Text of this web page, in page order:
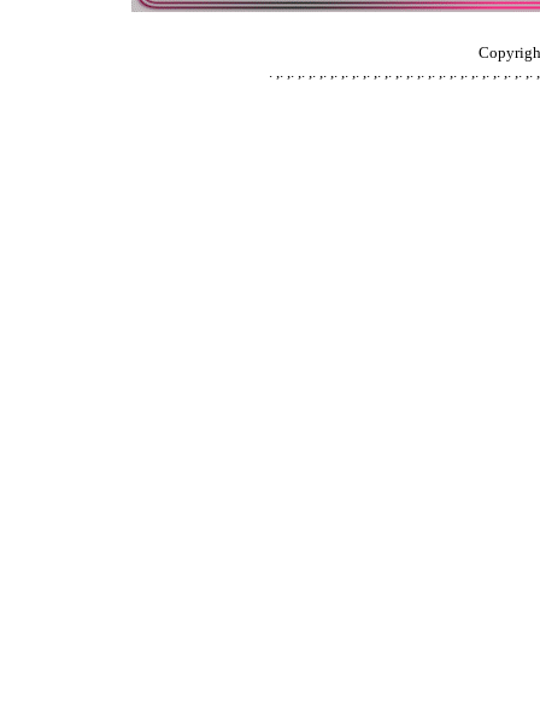
. ,. ,. ,. ,. ,. ,. ,. ,. ,. ,. ,. ,. ,. ,. ,. ,. ,. ,. ,. ,. ,. ,. ,. ,. ,